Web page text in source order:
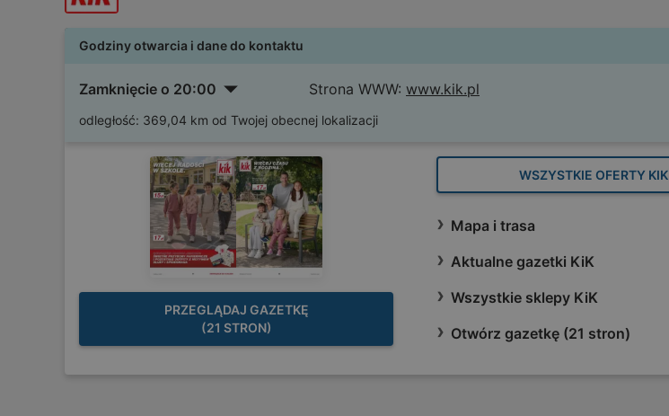
Godziny otwarcia i dane do kontaktu
Zamknięcie o 20:00 Strona WWW: www.kik.pl
odległość: 369,04 km od Twojej obecnej lokalizacji
PRZEGLĄDAJ GAZETKĘ
(21 STRON)
WSZYSTKIE OFERTY KIK
Mapa i trasa
Aktualne gazetki KiK
Wszystkie sklepy KiK
Otwórz gazetkę (21 stron)